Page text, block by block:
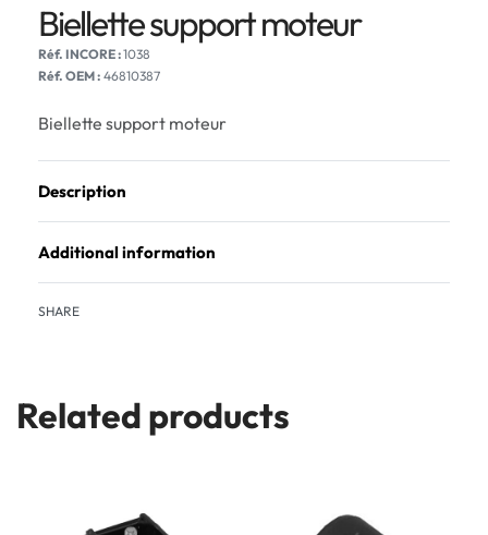
Biellette support moteur
1038
Réf. OEM : 46810387
Biellette support moteur
Description
Additional information
SHARE
Related products